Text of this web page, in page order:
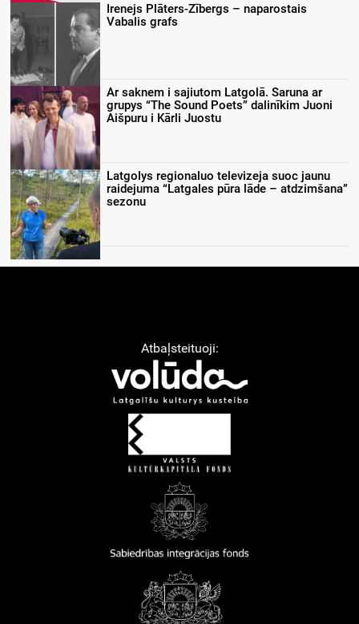
Irenejs Plāters-Zībergs – naparostais
Vabalis grafs
Ar saknem i sajiutom Latgolā. Saruna ar
grupys “The Sound Poets” dalinīkim Juoni
Aišpuru i Kārli Juostu
Latgolys regionaluo televizeja suoc jaunu
raidejuma “Latgales pūra lāde – atdzimšana”
sezonu
Atbaļsteituoji: